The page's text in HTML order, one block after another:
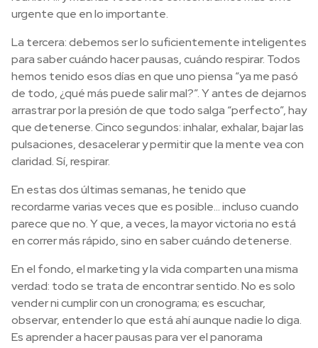
urgente que en lo importante.
La tercera: debemos ser lo suficientemente inteligentes
para saber cuándo hacer pausas, cuándo respirar. Todos
hemos tenido esos días en que uno piensa “ya me pasó
de todo, ¿qué más puede salir mal?”. Y antes de dejarnos
arrastrar por la presión de que todo salga “perfecto”, hay
que detenerse. Cinco segundos: inhalar, exhalar, bajar las
pulsaciones, desacelerar y permitir que la mente vea con
claridad. Sí, respirar.
En estas dos últimas semanas, he tenido que
recordarme varias veces que es posible… incluso cuando
parece que no. Y que, a veces, la mayor victoria no está
en correr más rápido, sino en saber cuándo detenerse.
En el fondo, el marketing y la vida comparten una misma
verdad: todo se trata de encontrar sentido. No es solo
vender ni cumplir con un cronograma; es escuchar,
observar, entender lo que está ahí aunque nadie lo diga.
Es aprender a hacer pausas para ver el panorama